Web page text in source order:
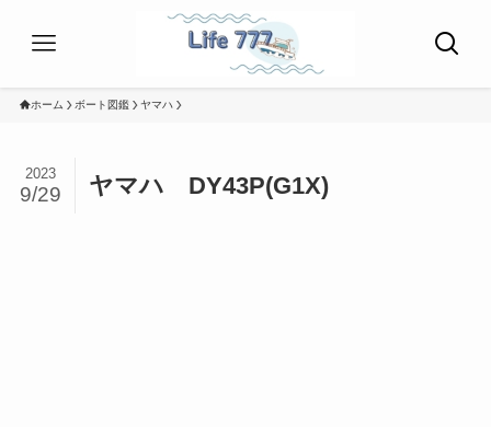
ホーム ボート図鑑 ヤマハ
ヤマハ DY43P(G1X)
2023
9/29